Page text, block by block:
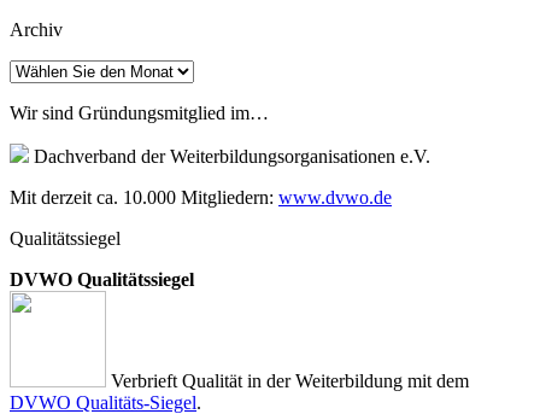
Archiv
Archiv
Wir sind Gründungsmitglied im…
Dachverband der Weiterbildungsorganisationen e.V.
Mit derzeit ca. 10.000 Mitgliedern: www.dvwo.de
Qualitätssiegel
DVWO Qualitätssiegel
Verbrieft Qualität in der Weiterbildung mit dem
DVWO Qualitäts-Siegel.